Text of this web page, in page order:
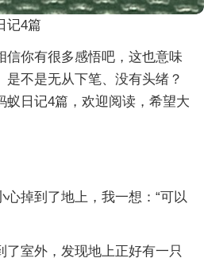
记4篇
信你有很多感悟吧，这也意味
不是无从下笔、没有头绪？
蚁日记4篇，欢迎阅读，希望大
心掉到了地上，我一想：“可以
了室外，发现地上正好有一只